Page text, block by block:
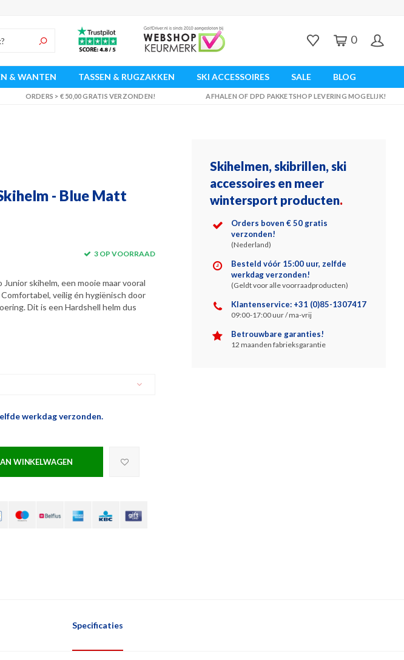
0
& WANTEN TASSEN & RUGZAKKEN SKI ACCESSOIRES SALE BLOG
ORDERS > € 50,00 GRATIS VERZONDEN! AFHALEN OF DPD PAKKETSHOP LEVERING MOGELIJK!
- Blue Matt
3 OP VOORRAAD
skihelm, een mooie maar vooral
veilig én hygiënisch door
Dit is een Hardshell helm dus
werkdag verzonden.
WINKELWAGEN
Skihelmen, skibrillen, ski
accessoires en meer
wintersport producten.
Orders boven € 50 gratis
verzonden!
(Nederland)
Besteld vóór 15:00 uur, zelfde
werkdag verzonden!
(Geldt voor alle voorraadproducten)
Klantenservice: +31 (0)85-1307417
09:00-17:00 uur / ma-vrij
Betrouwbare garanties!
12 maanden fabrieksgarantie
Specificaties